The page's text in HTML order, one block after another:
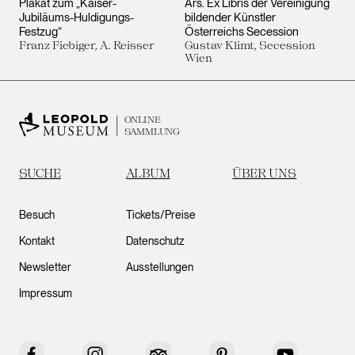
Plakat zum „Kaiser-
Jubiläums-Huldigungs-
Festzug“
Franz Fiebiger, A. Reisser
Ars. Ex Libris der Vereinigung
bildender Künstler
Österreichs Secession
Gustav Klimt, Secession
Wien
ONLINE
SAMMLUNG
SUCHE ALBUM ÜBER UNS
Besuch
Kontakt
Newsletter
Impressum
Tickets/Preise
Datenschutz
Ausstellungen